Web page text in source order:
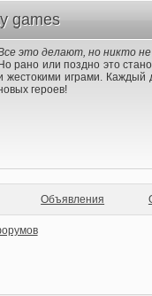
games
это делают, но никто
Но рано или поздно это
жестокими играми. Каждый
героев!
Объявления